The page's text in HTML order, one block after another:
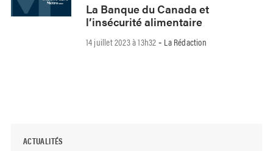
La Banque du Canada et
l’insécurité alimentaire
14 juillet 2023 à 13h32 - La Rédaction
ACTUALITÉS